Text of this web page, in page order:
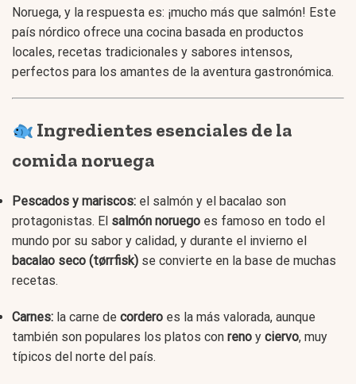
Noruega, y la respuesta es: ¡mucho más que salmón! Este
país nórdico ofrece una cocina basada en productos
locales, recetas tradicionales y sabores intensos,
perfectos para los amantes de la aventura gastronómica.
Ingredientes esenciales de la
comida noruega
Pescados y mariscos: el salmón y el bacalao son
protagonistas. El salmón noruego es famoso en todo el
mundo por su sabor y calidad, y durante el invierno el
bacalao seco (tørrfisk) se convierte en la base de muchas
recetas.
Carnes: la carne de cordero es la más valorada, aunque
también son populares los platos con reno y ciervo, muy
típicos del norte del país.